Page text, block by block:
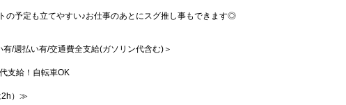
の予定も立てやすい♪お仕事のあとにスグ推し事もできます◎
/週払い有/交通費全支給(ガソリン代含む)＞
支給！自転車OK
2h）≫